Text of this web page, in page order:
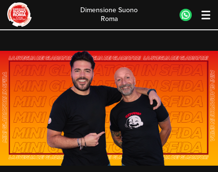
content
Dimensione Suono
Roma